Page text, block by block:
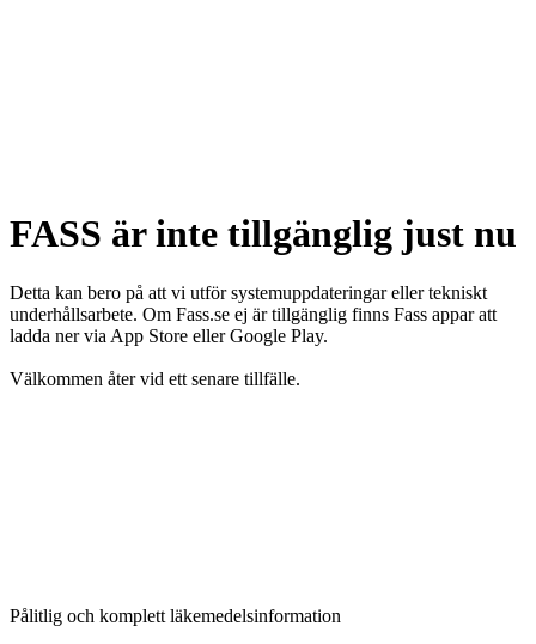
FASS är inte tillgänglig just nu
Detta kan bero på att vi utför systemuppdateringar eller tekniskt
underhållsarbete. Om Fass.se ej är tillgänglig finns Fass appar att
ladda ner via App Store eller Google Play.
Välkommen åter vid ett senare tillfälle.
Pålitlig och komplett läkemedelsinformation